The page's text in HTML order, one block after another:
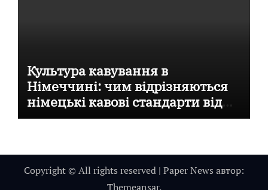
Культура кавування в
Німеччині: чим відрізняються
німецькі кавові стандарти від
італійських
Copyright © All rights reserved | Paper News автор:
Themeansar.